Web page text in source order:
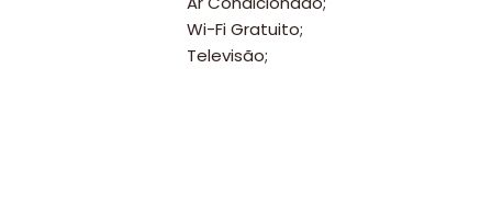
Wi-Fi Gratuito;
Televisão;